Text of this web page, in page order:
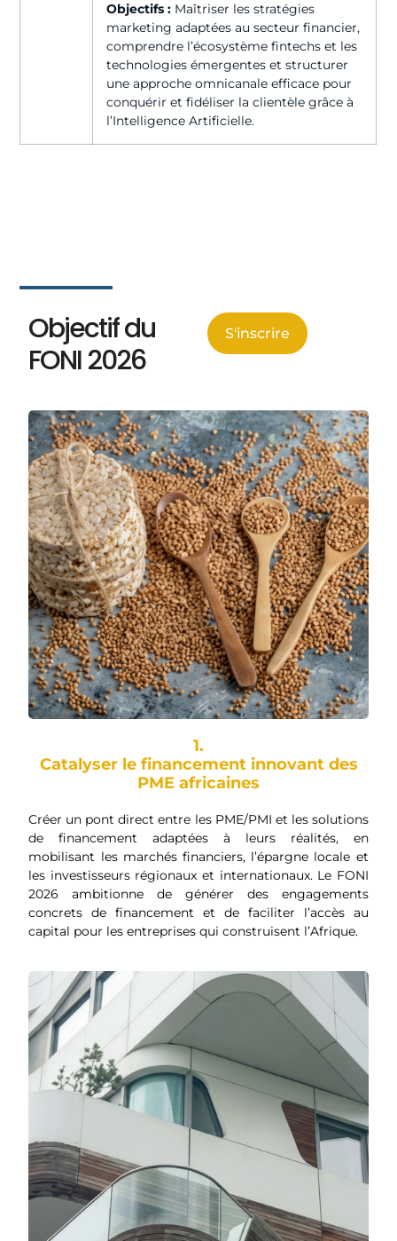
Objectifs : Maîtriser les stratégies
marketing adaptées au secteur financier,
comprendre l’écosystème fintechs et les
technologies émergentes et structurer
une approche omnicanale efficace pour
conquérir et fidéliser la clientèle grâce à
l’Intelligence Artificielle.
Objectif du
FONI 2026
S'inscrire
1.
Catalyser le financement innovant des
PME africaines
Créer un pont direct entre les PME/PMI et les solutions
de financement adaptées à leurs réalités, en
mobilisant les marchés financiers, l’épargne locale et
les investisseurs régionaux et internationaux. Le FONI
2026 ambitionne de générer des engagements
concrets de financement et de faciliter l’accès au
capital pour les entreprises qui construisent l’Afrique.